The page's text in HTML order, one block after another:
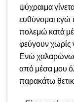
ψύχραιμα
ευθύνομαι εγώ
πολεμώ κατά
φεύγουν χωρίς
Ενώ χαλαρώνω
από μέσα μου
παρακάτω